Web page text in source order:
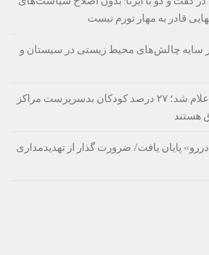
قادر به مهار تورم نیست
سایه چالش‌های محیط زیستی در سیستان و
در گفت‌وگو با ایرنا اعلام شد؛ ۲۷ درصد کودکان بدسرپرست مراکز
هستند
پایان یافت/ ضرورت گذار از تهدیدمداری